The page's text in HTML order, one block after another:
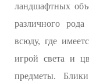
ландшафтных
различного
всюду, где
игрой света и
предметы.